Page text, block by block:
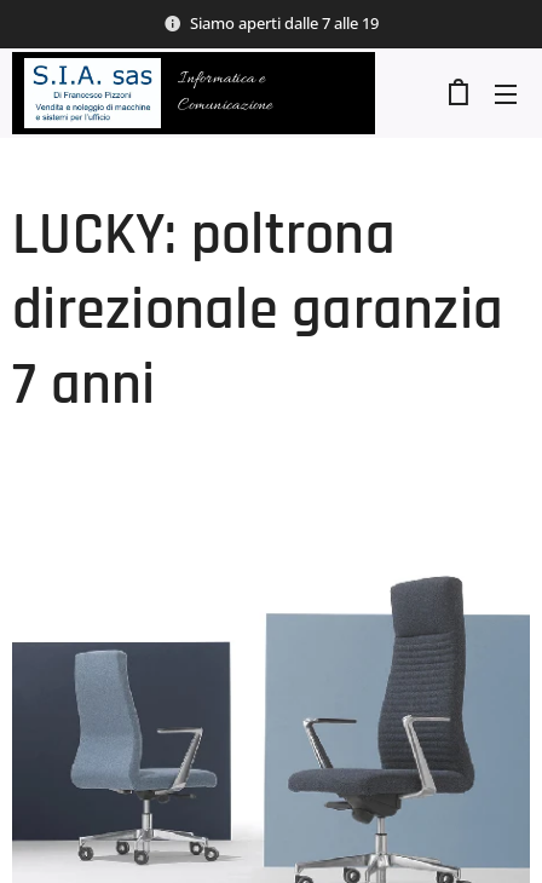
Siamo aperti dalle 7 alle 19
Informatica e
Comunicazione
LUCKY: poltrona
direzionale garanzia
7 anni